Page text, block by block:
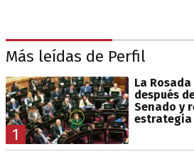
Más leídas de Perfil
1
La
después
Senado y
estrategia